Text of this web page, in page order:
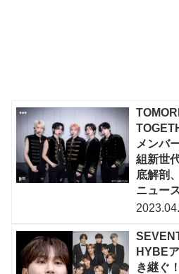
メンバ
組新世
底解剖
ニュー
HYBE
き継ぐ